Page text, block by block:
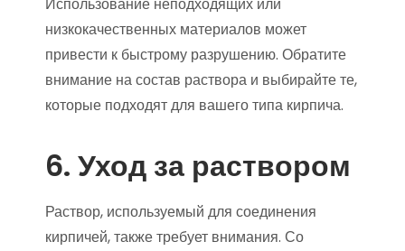
Использование неподходящих или
низкокачественных материалов может
привести к быстрому разрушению. Обратите
внимание на состав раствора и выбирайте те,
которые подходят для вашего типа кирпича.
6. Уход за раствором
Раствор, используемый для соединения
кирпичей, также требует внимания. Со